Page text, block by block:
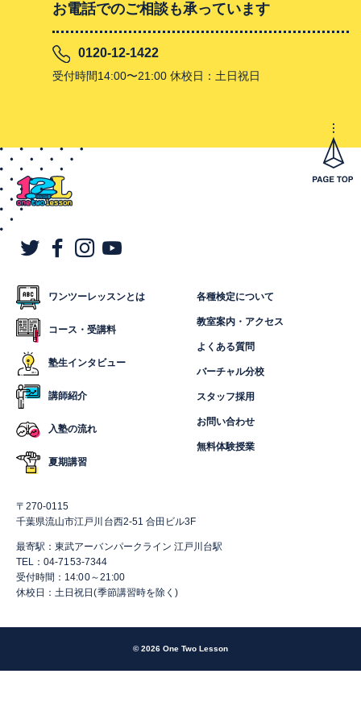
お電話でのご相談も承っています
0120-12-1422
受付時間14:00〜21:00 休校日：土日祝日
ワンツーレッスンとは
コース・受講料
塾生インタビュー
講師紹介
入塾の流れ
夏期講習
各種検定について
教室案内・アクセス
よくある質問
バーチャル分校
スタッフ採用
お問い合わせ
無料体験授業
〒270-0115
千葉県流山市江戸川台西2-51 合田ビル3F
最寄駅：東武アーバンパークライン 江戸川台駅
TEL：04-7153-7344
受付時間：14:00～21:00
休校日：土日祝日(季節講習時を除く)
© 2026 One Two Lesson